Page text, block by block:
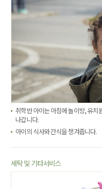
취학반 아이는 아침에 놀이방, 유치
나갑니다.
아이의 식사와 간식을 챙겨줍니다.
세탁 및 기타서비스